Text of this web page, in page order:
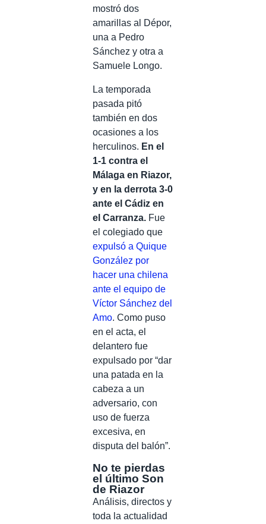
mostró dos
amarillas al Dépor,
una a Pedro
Sánchez y otra a
Samuele Longo.
La temporada
pasada pitó
también en dos
ocasiones a los
herculinos. En el
1-1 contra el
Málaga en Riazor,
y en la derrota 3-0
ante el Cádiz en
el Carranza. Fue
el colegiado que
expulsó a Quique
González por
hacer una chilena
ante el equipo de
Víctor Sánchez del
Amo. Como puso
en el acta, el
delantero fue
expulsado por “dar
una patada en la
cabeza a un
adversario, con
uso de fuerza
excesiva, en
disputa del balón”.
No te pierdas
el último Son
de Riazor
Análisis, directos y
toda la actualidad